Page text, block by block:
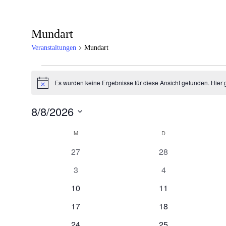
Mundart
Veranstaltungen Mundart
HinweisEs wurden keine Ergebnisse für diese Ansicht gefunden. Hier
8/8/2026
KalenderMMONTAG D
0
27
0
28
0
3
0
4
0
10
0
11
0
17
0
18